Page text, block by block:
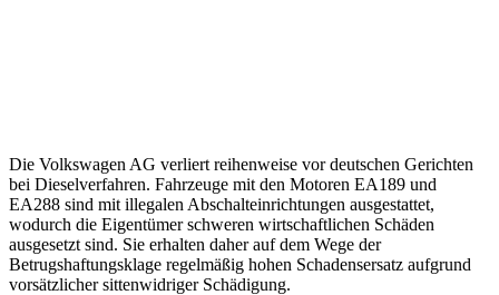
Die Volkswagen AG verliert reihenweise vor deutschen Gerichten
bei Dieselverfahren. Fahrzeuge mit den Motoren EA189 und
EA288 sind mit illegalen Abschalteinrichtungen ausgestattet,
wodurch die Eigentümer schweren wirtschaftlichen Schäden
ausgesetzt sind. Sie erhalten daher auf dem Wege der
Betrugshaftungsklage regelmäßig hohen Schadensersatz aufgrund
vorsätzlicher sittenwidriger Schädigung.